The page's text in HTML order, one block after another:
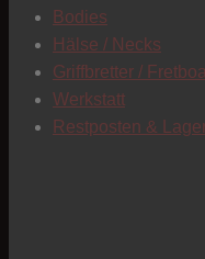
Bodies
Hälse / Necks
Griffbretter /
Werkstatt
Restposten &